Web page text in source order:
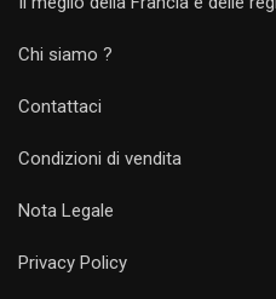
Chi siamo ?
Contattaci
Condizioni di vendita
Nota Legale
Privacy Policy